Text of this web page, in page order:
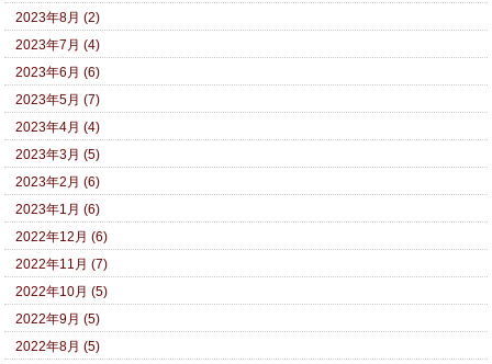
2023年8月 (2)
2023年7月 (4)
2023年6月 (6)
2023年5月 (7)
2023年4月 (4)
2023年3月 (5)
2023年2月 (6)
2023年1月 (6)
2022年12月 (6)
2022年11月 (7)
2022年10月 (5)
2022年9月 (5)
2022年8月 (5)